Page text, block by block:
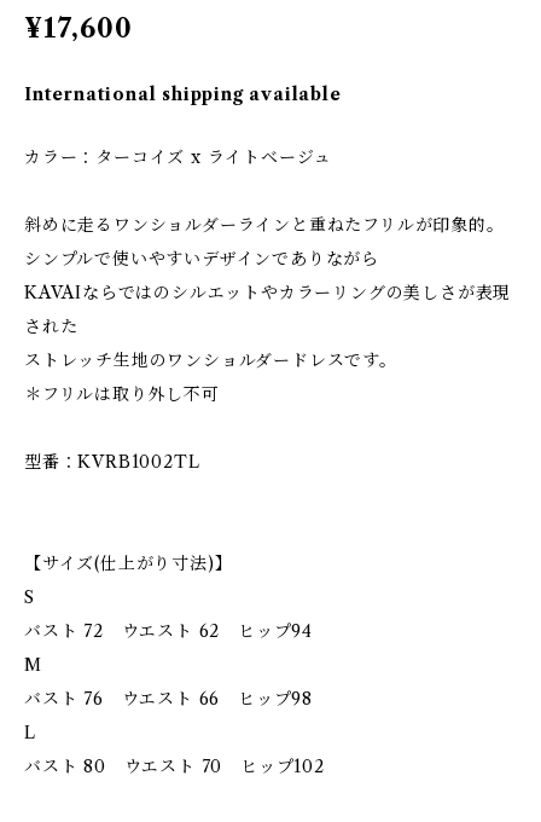
¥17,600
International shipping available
カラー：ターコイズ x ライトベージュ
斜めに走るワンショルダーラインと重ねたフリルが印象的。
シンプルで使いやすいデザインでありながら
KAVAIならではのシルエットやカラーリングの美しさが表現
された
ストレッチ生地のワンショルダードレスです。
＊フリルは取り外し不可
型番：KVRB1002TL
【サイズ(仕上がり寸法)】
S
バスト 72 ウエスト 62 ヒップ94
M
バスト 76 ウエスト 66 ヒップ98
L
バスト 80 ウエスト 70 ヒップ102